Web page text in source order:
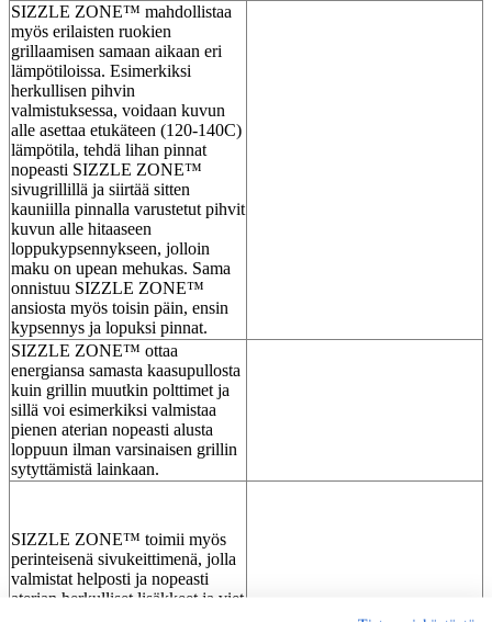
SIZZLE ZONE™ mahdollistaa
myös erilaisten ruokien
grillaamisen samaan aikaan eri
lämpötiloissa. Esimerkiksi
herkullisen pihvin
valmistuksessa, voidaan kuvun
alle asettaa etukäteen (120-140C)
lämpötila, tehdä lihan pinnat
nopeasti SIZZLE ZONE™
sivugrillillä ja siirtää sitten
kauniilla pinnalla varustetut pihvit
kuvun alle hitaaseen
loppukypsennykseen, jolloin
maku on upean mehukas. Sama
onnistuu SIZZLE ZONE™
ansiosta myös toisin päin, ensin
kypsennys ja lopuksi pinnat.
SIZZLE ZONE™ ottaa
energiansa samasta kaasupullosta
kuin grillin muutkin polttimet ja
sillä voi esimerkiksi valmistaa
pienen aterian nopeasti alusta
loppuun ilman varsinaisen grillin
sytyttämistä lainkaan.
SIZZLE ZONE™ toimii myös
perinteisenä sivukeittimenä, jolla
valmistat helposti ja nopeasti
aterian herkulliset lisäkkeet ja viet